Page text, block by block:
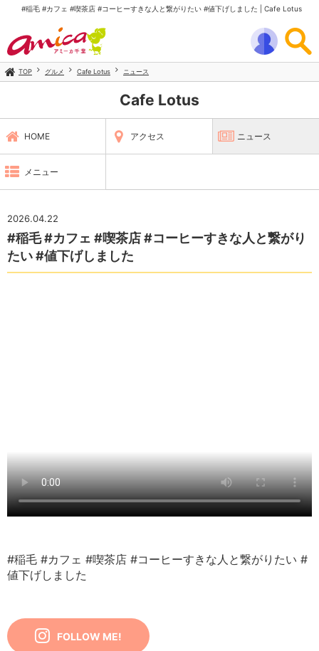
#稲毛 #カフェ #喫茶店 #コーヒーすきな人と繋がりたい #値下げしました | Cafe Lotus
TOP グルメ Cafe Lotus ニュース
Cafe Lotus
HOME アクセス ニュース
メニュー
2026.04.22
#稲毛 #カフェ #喫茶店 #コーヒーすきな人と繋がり
たい #値下げしました
#稲毛 #カフェ #喫茶店 #コーヒーすきな人と繋がりたい #
値下げしました
FOLLOW ME!